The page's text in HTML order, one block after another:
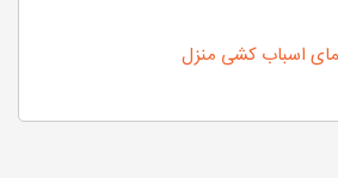
اسباب کشی منزل